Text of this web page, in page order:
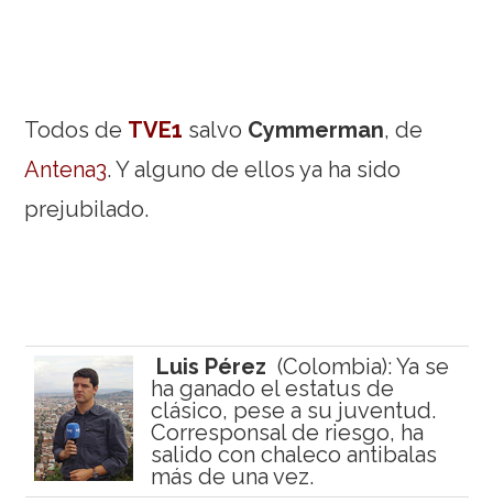
Todos de TVE1 salvo Cymmerman, de
Antena3. Y alguno de ellos ya ha sido
prejubilado.
Luis Pérez (Colombia): Ya se
ha ganado el estatus de
clásico, pese a su juventud.
Corresponsal de riesgo, ha
salido con chaleco antibalas
más de una vez.